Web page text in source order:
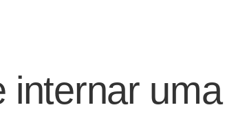
internar uma